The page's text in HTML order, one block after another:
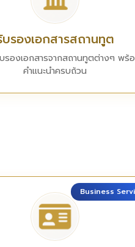
บรองเอกสารสถานทูต
รองเอกสารจากสถานทูตต่างๆ พร้
คำแนะนำครบถ้วน
Business